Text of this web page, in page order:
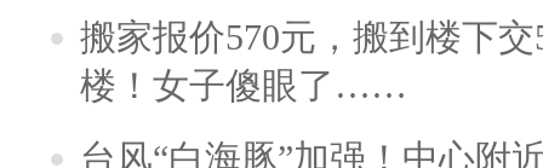
搬家报价570元，搬到楼下
楼！女子傻眼了……
台风“白海豚”加强！中心附